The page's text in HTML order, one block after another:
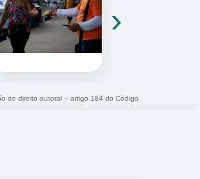
›
de direito autoral – artigo 184 do Código